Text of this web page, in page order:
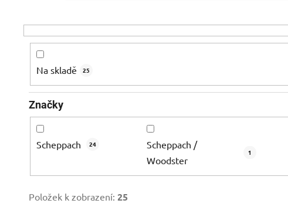
Na skladě 25
Značky
Scheppach 24
Scheppach /
Woodster
1
Položek k zobrazení: 25